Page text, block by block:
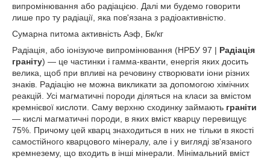
випромінювання або радіацією. Далі ми будемо говорити
лише про ту радіації, яка пов'язана з радіоактивністю.
Сумарна питома активність Аэф, Бк/кг
Радіація, або іонізуюче випромінювання (НРБУ 97 | Радіація
граніту) — це частинки і гамма-кванти, енергія яких досить
велика, щоб при впливі на речовину створювати іони різних
знаків. Радіацію не можна викликати за допомогою хімічних
реакцій. Усі магматичні породи діляться на класи за вмістом
кремнієвої кислоти. Саму верхню сходинку займають граніти
— кислі магматичні породи, в яких вміст кварцу перевищує
75%. Причому цей кварц знаходиться в них не тільки в якості
самостійного кварцового мінералу, але і у вигляді зв'язаного
кремнезему, що входить в інші мінерали. Мінімальний вміст